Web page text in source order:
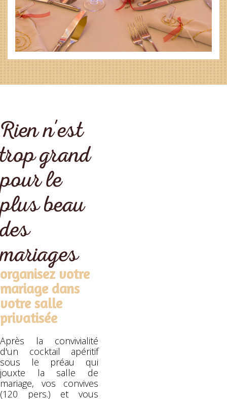
Rien n'est
trop grand
pour le
plus beau
des
mariages
organisez votre
mariage dans
votre salle
privatisée
Après la convivialité
d'un cocktail apéritif
sous le préau qui
jouxte la salle de
mariage, vos convives
(120 pers.) et vous